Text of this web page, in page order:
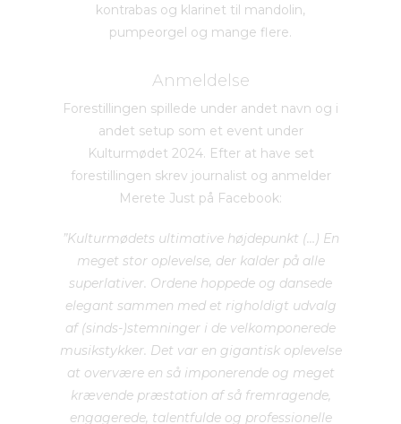
kontrabas og klarinet til mandolin,
pumpeorgel og mange flere.
Anmeldelse
Forestillingen spillede under andet navn og i
andet setup som et event under
Kulturmødet 2024. Efter at have set
forestillingen skrev journalist og anmelder
Merete Just på Facebook:
”Kulturmødets ultimative højdepunkt (…) En
meget stor oplevelse, der kalder på alle
superlativer. Ordene hoppede og dansede
elegant sammen med et righoldigt udvalg
af (sinds-)stemninger i de velkomponerede
musikstykker. Det var en gigantisk oplevelse
at overvære en så imponerende og meget
krævende præstation af så fremragende,
engagerede, talentfulde og professionelle